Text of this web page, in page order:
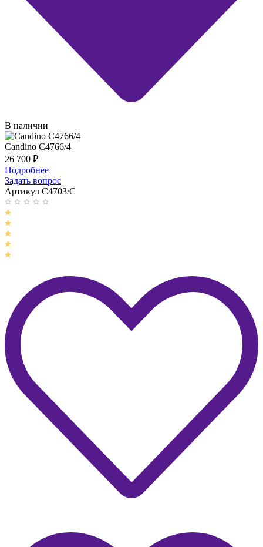
В наличии
Candino C4766/4
26 700 ₽
Подробнее
Задать вопрос
Артикул C4703/C